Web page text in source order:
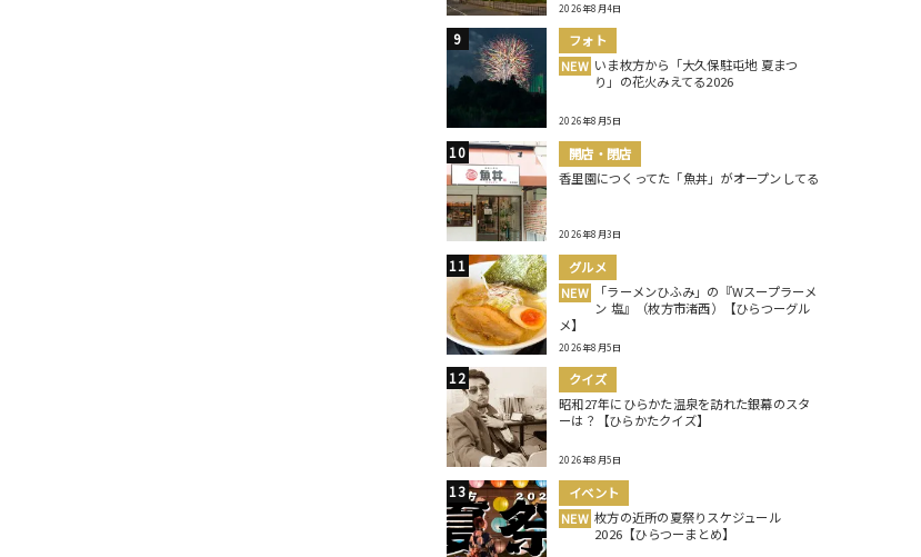
2026年8月4日
フォト
NEW いま枚方から「大久保駐屯地 夏まつ
り」の花火みえてる2026
2026年8月5日
開店・閉店
香里園につくってた「魚丼」がオープンしてる
2026年8月3日
グルメ
NEW
「ラーメンひふみ」の『Wスープラーメ
ン 塩』（枚方市渚西）【ひらつーグル
メ】
2026年8月5日
クイズ
昭和27年にひらかた温泉を訪れた銀幕のスタ
ーは？【ひらかたクイズ】
2026年8月5日
イベント
NEW 枚方の近所の夏祭りスケジュール
2026【ひらつーまとめ】